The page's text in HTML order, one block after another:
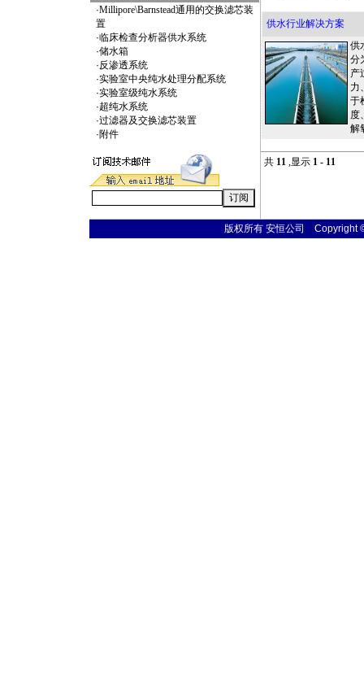
·Millipore\Barnstead通用的交换滤芯装
置
·临床检查分析器供水系统
·储水箱
·反渗透系统
·实验室中央纯水处理分配系统
·实验室级纯水系统
·超纯水系统
·过滤器及交换滤芯装置
·附件
供水行业解决方案
供
分
产
力
于
度
解
共 11 ,显示 1 - 11
版权所有 安恒公司 Copyright